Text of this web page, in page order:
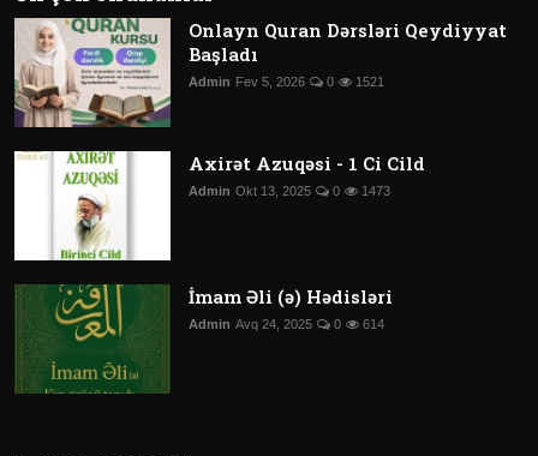
Onlayn Quran Dərsləri Qeydiyyat
Başladı
Admin Fev 5, 2026 0 1521
Axirət Azuqəsi - 1 Ci Cild
Admin Okt 13, 2025 0 1473
İmam Əli (ə) Hədisləri
Admin Avq 24, 2025 0 614